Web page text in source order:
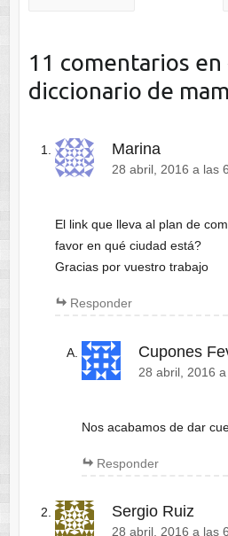
11 comentarios en
diccionario de
Marina
28 abril, 2016 a las
El link que lleva al plan de
favor en qué ciudad está?
Gracias por vuestro trabajo
Responder
Cupones
28 abril, 2016
Nos acabamos de dar
Responder
Sergio Ruiz
28 abril, 2016 a las